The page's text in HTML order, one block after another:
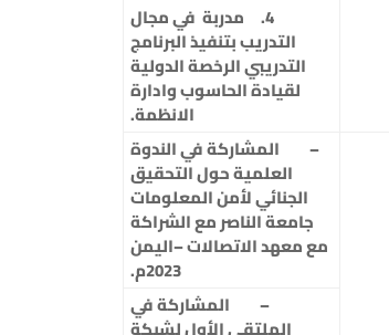
4. مدربة في مجال
التدريب بتنفيذ البرنامج
التدريبي الرخصة الدولية
لقيادة الحاسوب وادارة
الانظمة.
– المشاركة في الندوة
العلمية حول التحقيق
الجنائي لأمن المعلومات
جامعة الناصر مع الشراكة
مع معهد الاتصالات –اليمن
2023م.
– المشاركة في